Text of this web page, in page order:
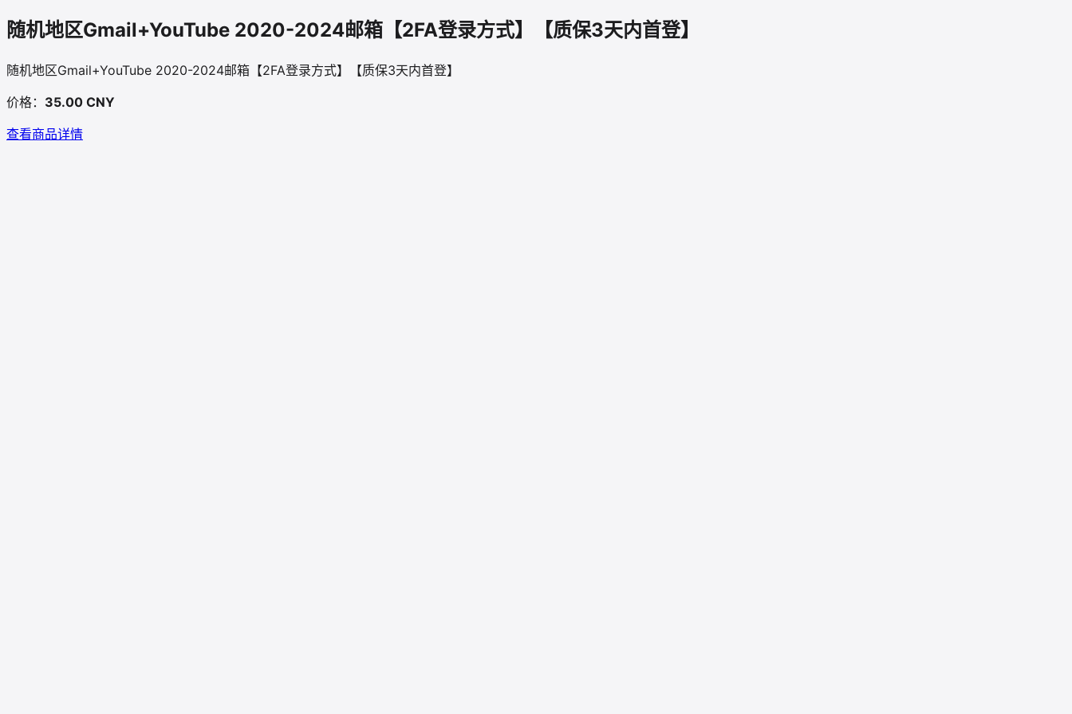
随机地区Gmail+YouTube 2020-2024邮箱【2FA登录方式】【质保3天内首登】
随机地区Gmail+YouTube 2020-2024邮箱【2FA登录方式】【质保3天内首登】
价格： 35.00 CNY
查看商品详情